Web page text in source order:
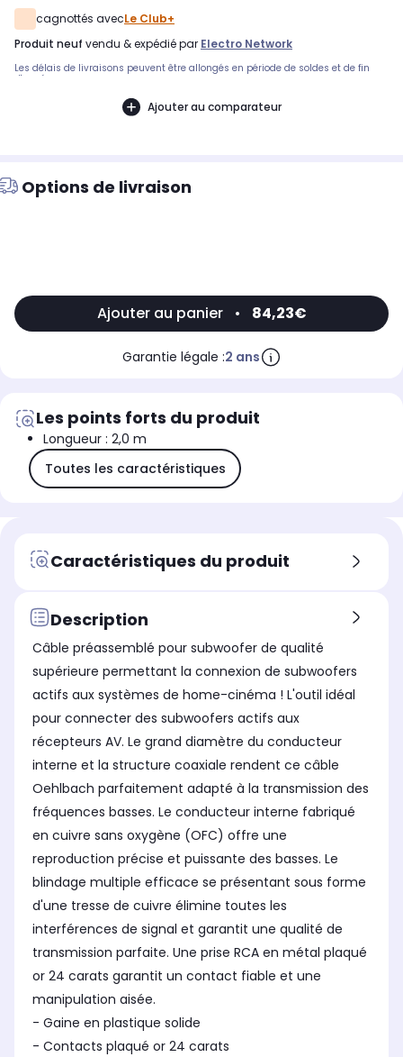
cagnottés avecLe Club+
produit neuf vendu & expédié par Electro Network
Les délais de livraisons peuvent être allongés en période de soldes et de fin
d'année.
Ajouter au comparateur
Options de livraison
Ajouter au panier • 84,23€
Garantie légale :2 ans
Les points forts du produit
Longueur : 2,0 m
Toutes les caractéristiques
Caractéristiques du produit
Description
Câble préassemblé pour subwoofer de qualité
supérieure permettant la connexion de subwoofers
actifs aux systèmes de home-cinéma ! L'outil idéal
pour connecter des subwoofers actifs aux
récepteurs AV. Le grand diamètre du conducteur
interne et la structure coaxiale rendent ce câble
Oehlbach parfaitement adapté à la transmission des
fréquences basses. Le conducteur interne fabriqué
en cuivre sans oxygène (OFC) offre une
reproduction précise et puissante des basses. Le
blindage multiple efficace se présentant sous forme
d'une tresse de cuivre élimine toutes les
interférences de signal et garantit une qualité de
transmission parfaite. Une prise RCA en métal plaqué
or 24 carats garantit un contact fiable et une
manipulation aisée.
- Gaine en plastique solide
- Contacts plaqué or 24 carats